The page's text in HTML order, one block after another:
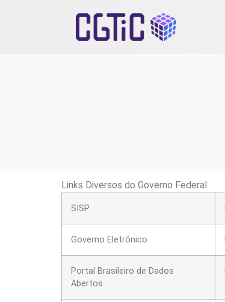
Links Diversos do Governo Federal
SISP
Governo Eletrônico
Portal Brasileiro de Dados
Abertos